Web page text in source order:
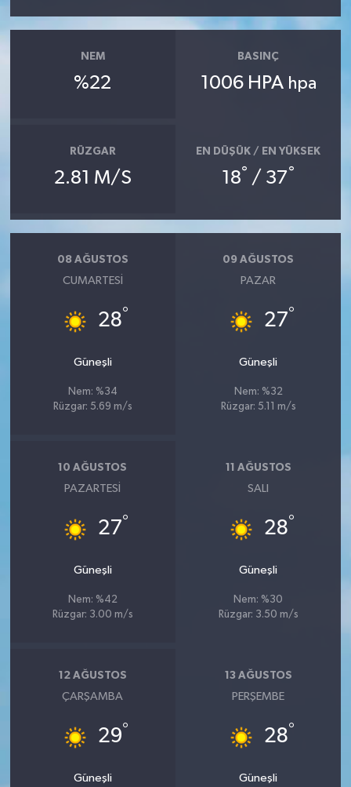
NEM
%22
BASINÇ
1006 HPA hpa
RÜZGAR
2.81 M/S
EN DÜŞÜK / EN YÜKSEK
18° / 37°
08 AĞUSTOS
CUMARTESI
28°
Güneşli
Nem: %34
Rüzgar: 5.69 m/s
09 AĞUSTOS
PAZAR
27°
Güneşli
Nem: %32
Rüzgar: 5.11 m/s
10 AĞUSTOS
PAZARTESI
27°
Güneşli
Nem: %42
Rüzgar: 3.00 m/s
11 AĞUSTOS
SALI
28°
Güneşli
Nem: %30
Rüzgar: 3.50 m/s
12 AĞUSTOS
ÇARŞAMBA
29°
Güneşli
13 AĞUSTOS
PERŞEMBE
28°
Güneşli
Uğurludağ